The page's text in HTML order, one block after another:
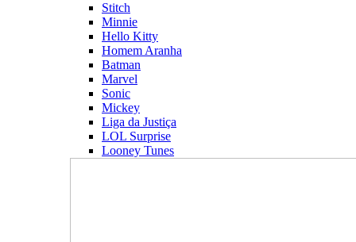
Stitch
Minnie
Hello Kitty
Homem Aranha
Batman
Marvel
Sonic
Mickey
Liga da Justiça
LOL Surprise
Looney Tunes